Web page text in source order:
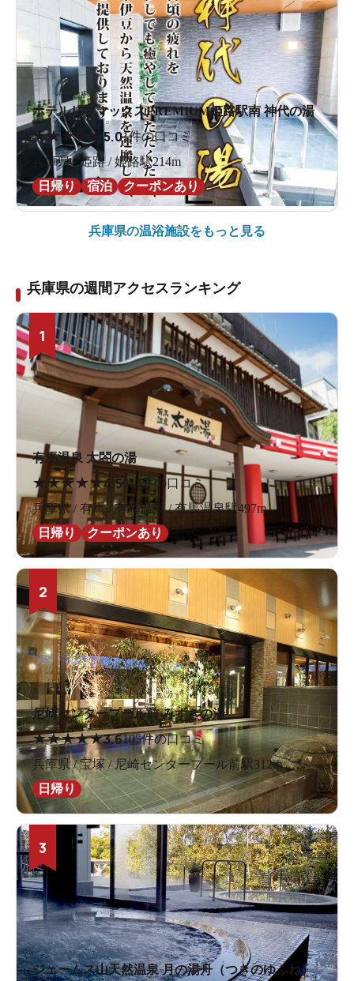
ホテルリブマックスPREMIUM姫路駅南 神代の湯
★★★★ ★ 5.01件の口コミ
兵庫県 / 姫路 / 姫路駅214m
日帰り
宿泊 クーポンあり
兵庫県の温浴施設をもっと見る
兵庫県の週間アクセスランキング
1
有馬温泉 太閤の湯
★ ★★★★4.5923件の口コミ
兵庫県 / 有馬 / 有馬温泉 / 有馬温泉駅497m
日帰り
クーポンあり
2
尼崎センタープール前 みずきの湯
★★★★★3.6105件の口コミ
兵庫県 / 宝塚 / 尼崎センタープール前駅312m
日帰り
3
ジェームス山天然温泉 月の湯舟（つきのゆふね）